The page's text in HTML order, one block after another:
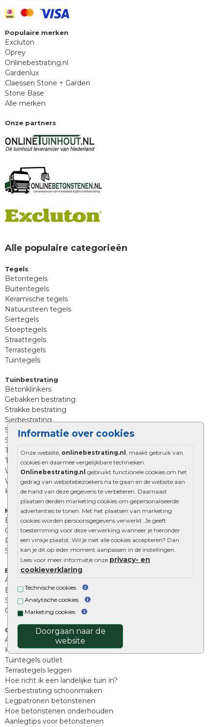
Informatie over cookies
Onze website, onlinebestrating.nl , maakt gebruik van
cookies en daarmee vergelijkbare technieken.
Onlinebestrating.nl gebruikt functionele cookies om het
gedrag van websitebezoekers na te gaan en de website aan
de hand van deze gegevens te verbeteren. Daarnaast
plaatsen derden marketing cookies om gepersonaliseerde
advertenties te tonen. Met het plaatsen van marketing
cookies worden persoonsgegevens verwerkt. Je geeft
toestemming voor deze verwerking wanneer je hieronder
een vinkje plaatst. Wil je niet alle cookies accepteren? Dan
kan je dit op ieder moment aanpassen in de instellingen.
Lees voor meer informatie onze privacy- en
cookieverklaring.
Technische cookies
Analytische cookies
Marketing cookies
Doorgaan naar de
website
Populaire merken
Excluton
Oprey
Onlinebestrating.nl
Gardenlux
Claessen Stone + Garden
Stone Base
Alle merken
Onze partners
Alle populaire categorieën
Tegels
Betontegels
Buitentegels
Keramische tegels
Natuursteen tegels
Siertegels
Stoeptegels
Straattegels
Terrastegels
Tuintegels
Tuinbestrating
Betonklinkers
Gebakken bestrating
Strakke bestrating
Sierbestrating
Straatklinkers
Straatstenen
Trommelstenen
Tuinstenen
Waalformaat
Wildverband bestrating
Kingstones
Muurelementen
Betonbielzen
Opsluitbanden
Palissades
Stapelblokken
Extra benodigdheden
Afwatering en diversen
Beplantings en betonelementen
Split, grind en zand
Oprit tegels
Overig
Aanbiedingen
Kunstgras
Tuintegels outlet
Terrastegels leggen
Hoe richt ik een landelijke tuin in?
Sierbestrating schoonmaken
Legpatronen betonstenen
Hoe betonstenen onderhouden
Aanlegtips voor betonstenen